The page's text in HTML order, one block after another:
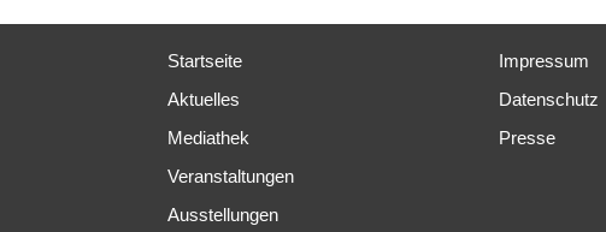
Startseite
Aktuelles
Mediathek
Veranstaltungen
Ausstellungen
Impressum
Datenschutz
Presse